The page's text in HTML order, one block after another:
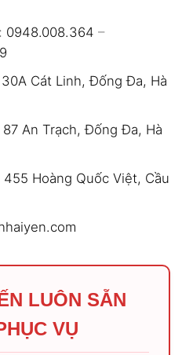
0948.008.364 –
30A Cát Linh, Đống Đa, Hà
87 An Trạch, Đống Đa, Hà
455 Hoàng Quốc Việt, Cầu
LUÔN SẴN
VỤ